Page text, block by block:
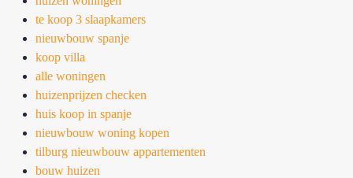
te koop 3 slaapkamers
nieuwbouw spanje
koop villa
alle woningen
huizenprijzen checken
huis koop in spanje
nieuwbouw woning kopen
tilburg nieuwbouw appartementen
bouw huizen